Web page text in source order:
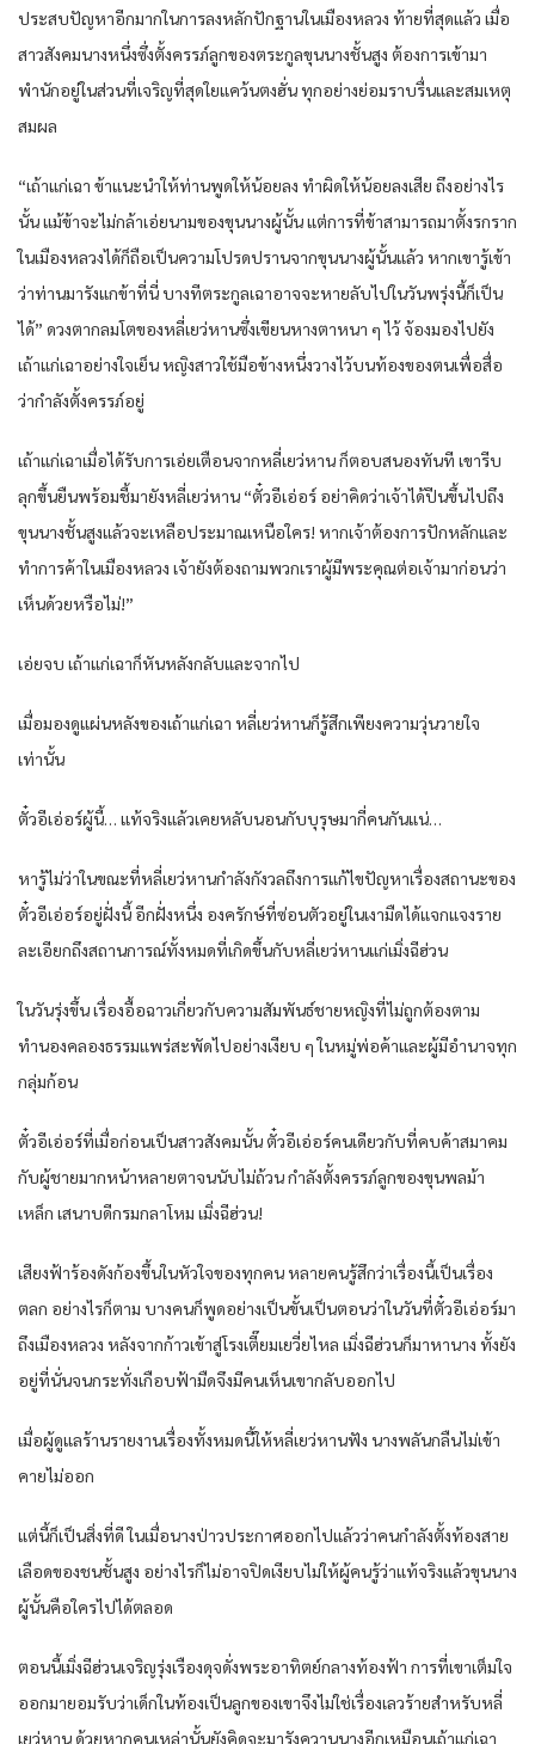
ประสบปัญหาอีกมากในการลงหลักปักฐานในเมืองหลวง ท้ายที่สุดแล้ว เมื่อ
สาวสังคมนางหนึ่งซึ่งตั้งครรภ์ลูกของตระกูลขุนนางชั้นสูง ต้องการเข้ามา
พำนักอยู่ในส่วนที่เจริญที่สุดใยแคว้นตงฮั่น ทุกอย่างย่อมราบรื่นและสมเหตุ
สมผล​
“เถ้าแก่เฉา ข้าแนะนำให้ท่านพูดให้น้อยลง ทำผิดให้น้อยลงเสีย ถึงอย่างไร
นั้น แม้ข้าจะไม่กล้าเอ่ยนามของขุนนางผู้นั้น แต่การที่ข้าสามารถมาตั้งรกราก
ในเมืองหลวงได้ก็ถือเป็นความโปรดปรานจากขุนนางผู้นั้นแล้ว หากเขารู้เข้า
ว่าท่านมารังแกข้าที่นี่ บางทีตระกูลเฉาอาจจะหายลับไปในวันพรุ่งนี้ก็เป็น
ได้” ดวงตากลมโตของหลี่เยว่หานซึ่งเขียนหางตาหนา ๆ ไว้ จ้องมองไปยัง
เถ้าแก่เฉาอย่างใจเย็น หญิงสาวใช้มือข้างหนึ่งวางไว้บนท้องของตนเพื่อสื่อ
ว่ากำลังตั้งครรภ์อยู่
เถ้าแก่เฉาเมื่อได้รับการเอ่ยเตือนจากหลี่เยว่หาน ก็ตอบสนองทันที เขารีบ
ลุกขึ้นยืนพร้อมชี้มายังหลี่เยว่หาน “ตั๋วอีเอ่อร์ อย่าคิดว่าเจ้าได้ปีนขึ้นไปถึง
ขุนนางชั้นสูงแล้วจะเหลือประมาณเหนือใคร! หากเจ้าต้องการปักหลักและ
ทำการค้าในเมืองหลวง เจ้ายังต้องถามพวกเราผู้มีพระคุณต่อเจ้ามาก่อนว่า
เห็นด้วยหรือไม่!”​
เอ่ยจบ เถ้าแก่เฉาก็หันหลังกลับและจากไป​
เมื่อมองดูแผ่นหลังของเถ้าแก่เฉา หลี่เยว่หานก็รู้สึกเพียงความวุ่นวายใจ
เท่านั้น
ตั๋วอีเอ่อร์ผู้นี้… แท้จริงแล้วเคยหลับนอนกับบุรุษมากี่คนกันแน่…
หารู้ไม่ว่าในขณะที่หลี่เยว่หานกำลังกังวลถึงการแก้ไขปัญหาเรื่องสถานะของ
ตั๋วอีเอ่อร์อยู่ฝั่งนี้ อีกฝั่งหนึ่ง องครักษ์ที่ซ่อนตัวอยู่ในเงามืดได้แจกแจงราย
ละเอียกถึงสถานการณ์ทั้งหมดที่เกิดขึ้นกับหลี่เยว่หานแก่เมิ่งฉีฮ่วน
ในวันรุ่งขึ้น เรื่องอื้อฉาวเกี่ยวกับความสัมพันธ์ชายหญิงที่ไม่ถูกต้องตาม
ทำนองคลองธรรมแพร่สะพัดไปอย่างเงียบ ๆ ในหมู่พ่อค้าและผู้มีอำนาจทุก
กลุ่มก้อน
ตั๋วอีเอ่อร์ที่เมื่อก่อนเป็นสาวสังคมนั้น ตั๋วอีเอ่อร์คนเดียวกับที่คบค้าสมาคม
กับผู้ชายมากหน้าหลายตาจนนับไม่ถ้วน กำลังตั้งครรภ์ลูกของขุนพลม้า
เหล็ก เสนาบดีกรมกลาโหม เมิ่งฉีฮ่วน!​
เสียงฟ้าร้องดังก้องขึ้นในหัวใจของทุกคน หลายคนรู้สึกว่าเรื่องนี้เป็นเรื่อง
ตลก อย่างไรก็ตาม บางคนก็พูดอย่างเป็นขั้นเป็นตอนว่าในวันที่ตั๋วอีเอ่อร์มา
ถึงเมืองหลวง หลังจากก้าวเข้าสู่โรงเตี๊ยมเยวี่ยไหล เมิ่งฉีฮ่วนก็มาหานาง ทั้งยัง
อยู่ที่นั่นจนกระทั่งเกือบฟ้ามืดจึงมีคนเห็นเขากลับออกไป
เมื่อผู้ดูแลร้านรายงานเรื่องทั้งหมดนี้ให้หลี่เยว่หานฟัง นางพลันกลืนไม่เข้า
คายไม่ออก
แต่นี้ก็เป็นสิ่งที่ดี ในเมื่อนางป่าวประกาศออกไปแล้วว่าคนกำลังตั้งท้องสาย
เลือดของชนชั้นสูง อย่างไรก็ไม่อาจปิดเงียบไม่ให้ผู้คนรู้ว่าแท้จริงแล้วขุนนาง
ผู้นั้นคือใครไปได้ตลอด​
ตอนนี้เมิ่งฉีฮ่วนเจริญรุ่งเรืองดุจดั่งพระอาทิตย์กลางท้องฟ้า การที่เขาเต็มใจ
ออกมายอมรับว่าเด็กในท้องเป็นลูกของเขาจึงไม่ใช่เรื่องเลวร้ายสำหรับหลี่
เยว่หาน ด้วยหากคนเหล่านั้นยังคิดจะมารังควานนางอีกเหมือนเถ้าแก่เฉา